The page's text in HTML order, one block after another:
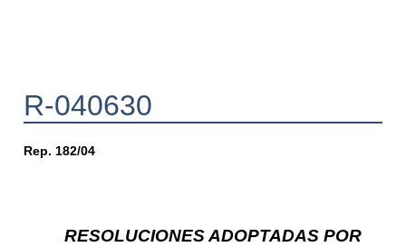
R-040630
Rep. 182/04
RESOLUCIONES ADOPTADAS POR